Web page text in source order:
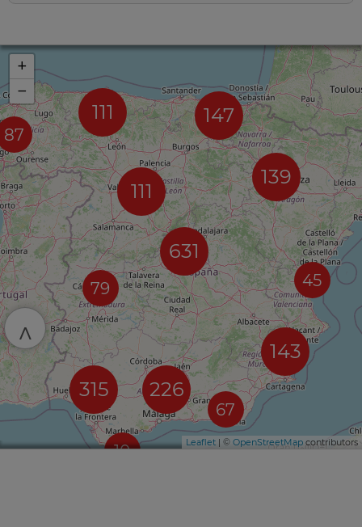
87
111 147
111
79
631
10
226
315
139
67
45
143
+
−
Leaflet | © OpenStreetMap contributors
^